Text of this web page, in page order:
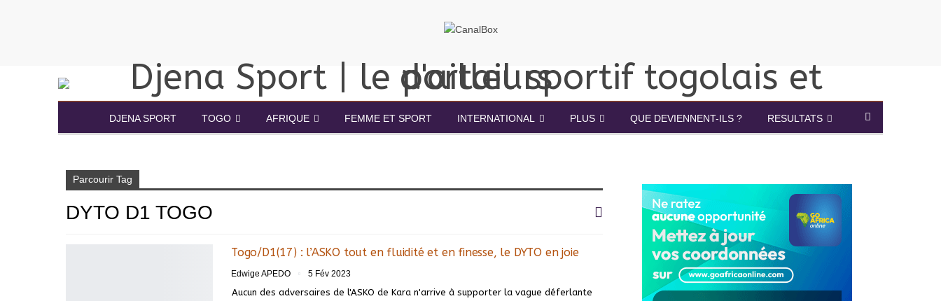
DJENA SPORT TOGO AFRIQUE FEMME ET SPORT INTERNATIONAL PLUS QUE DEVIENNENT-ILS ? RESULTATS
Parcourir Tag
DYTO D1 TOGO
Togo/D1(17) : l’ASKO tout en fluidité et en finesse, le DYTO en joie
Edwige APEDO 5 Fév 2023
Aucun des adversaires de l'ASKO de Kara n'arrive à supporter la vague déferlante